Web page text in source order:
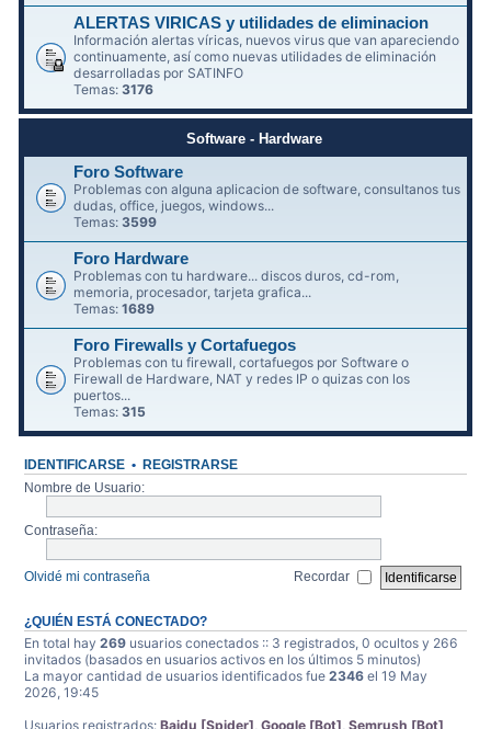
ALERTAS VIRICAS y utilidades de eliminacion
Información alertas víricas, nuevos virus que van apareciendo
continuamente, así como nuevas utilidades de eliminación
desarrolladas por SATINFO
Temas:3176
Software - Hardware
Foro Software
Problemas con alguna aplicacion de software, consultanos tus
dudas, office, juegos, windows...
Temas: 3599
Foro Hardware
Problemas con tu hardware... discos duros, cd-rom,
memoria, procesador, tarjeta grafica...
Temas:1689
Foro Firewalls y Cortafuegos
Problemas con tu firewall, cortafuegos por Software o
Firewall de Hardware, NAT y redes IP o quizas con los
puertos...
Temas:315
IDENTIFICARSE • REGISTRARSE
Nombre de Usuario:
Contraseña:
Olvidé mi contraseña Recordar
¿QUIÉN ESTÁ CONECTADO?
En total hay269 usuarios conectados :: 3 registrados, 0 ocultos y 266
invitados (basados en usuarios activos en los últimos 5 minutos)
La mayor cantidad de usuarios identificados fue2346 el 19 May
2026, 19:45
Usuarios registrados:Baidu [Spider] ,Google [Bot] ,Semrush [Bot]